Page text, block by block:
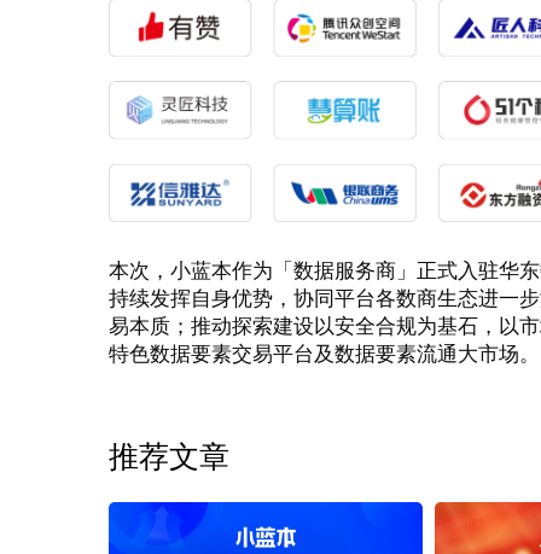
本次，小蓝本作为「数据服务商」正式入驻华
持续发挥自身优势，协同平台各数商生态进一
易本质；推动探索建设以安全合规为基石，以
特色数据要素交易平台及数据要素流通大市场。
推荐文章